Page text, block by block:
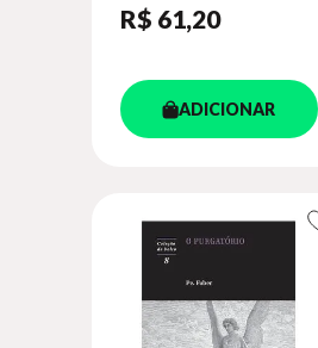
R$ 61,20
ADICIONAR